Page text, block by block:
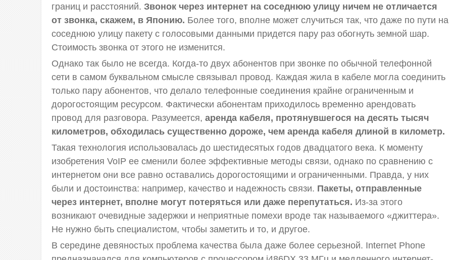
границ и расстояний. Звонок через интернет на соседнюю улицу ничем не отличается
от звонка, скажем, в Японию. Более того, вполне может случиться так, что даже по пути на
соседнюю улицу пакету с голосовыми данными придется пару раз обогнуть земной шар.
Стоимость звонка от этого не изменится.
Однако так было не всегда. Когда-то двух абонентов при звонке по обычной телефонной
сети в самом буквальном смысле связывал провод. Каждая жила в кабеле могла соединить
только пару абонентов, что делало телефонные соединения крайне ограниченным и
дорогостоящим ресурсом. Фактически абонентам приходилось временно арендовать
провод для разговора. Разумеется, аренда кабеля, протянувшегося на десять тысяч
километров, обходилась существенно дороже, чем аренда кабеля длиной в километр.
Такая технология использовалась до шестидесятых годов двадцатого века. К моменту
изобретения VoIP ее сменили более эффективные методы связи, однако по сравнению с
интернетом они все равно оставались дорогостоящими и ограниченными. Правда, у них
были и достоинства: например, качество и надежность связи. Пакеты, отправленные
через интернет, вполне могут потеряться или даже перепутаться. Из-за этого
возникают очевидные задержки и неприятные помехи вроде так называемого «джиттера».
Не нужно быть специалистом, чтобы заметить и то, и другое.
В середине девяностых проблема качества была даже более серьезной. Internet Phone